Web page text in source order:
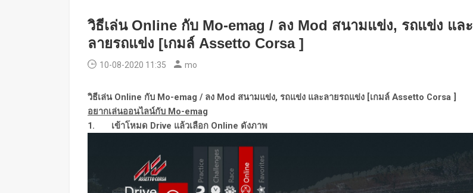
วิธีเล่น Online กับ Mo-emag / ลง Mod สนามแข่ง, รถแข่ง และ
ลายรถแข่ง [เกมล์ Assetto Corsa ]
10-08-2020 11:35 mo
วิธีเล่น Online กับ Mo-emag / ลง Mod สนามแข่ง, รถแข่ง และลายรถแข่ง [เกมล์ Assetto Corsa ]
อยากเล่นออนไลน์กับ Mo-emag
1. เข้าโหมด Drive แล้วเลือก Online ดังภาพ